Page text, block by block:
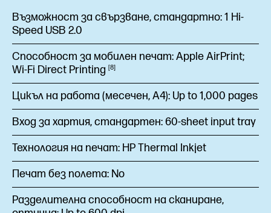
Възможност за свързване, стандартно:1 Hi-
Speed USB 2.0
Способност за мобилен печат:Apple AirPrint;
Wi-Fi Direct Printing 8
Цикъл на работа (месечен, А4): Up to 1,000 pages
Вход за хартия, стандартен:60-sheet input tray
Технология на печат: HP Thermal Inkjet
Печат без полета: No
Разделителна способност на сканиране,